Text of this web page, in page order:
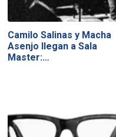
Camilo Salinas y Macha
Asenjo llegan a Sala
Master:…